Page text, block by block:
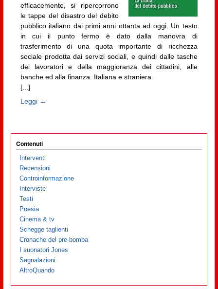
efficacemente, si ripercorrono
le tappe del disastro del debito
pubblico italiano dai primi anni ottanta ad oggi. Un testo
in cui il punto fermo è dato dalla manovra di
trasferimento di una quota importante di ricchezza
sociale prodotta dai servizi sociali, e quindi dalle tasche
dei lavoratori e della maggioranza dei cittadini, alle
banche ed alla finanza. Italiana e straniera.
[...]
Leggi →
Contenuti
Interventi
Recensioni
Controinformazione
Interviste
Testi
Poesia
Cinema & tv
Schegge taglienti
Cronache del pre-bomba
I suonatori Jones
Segnalazioni
AltroQuando